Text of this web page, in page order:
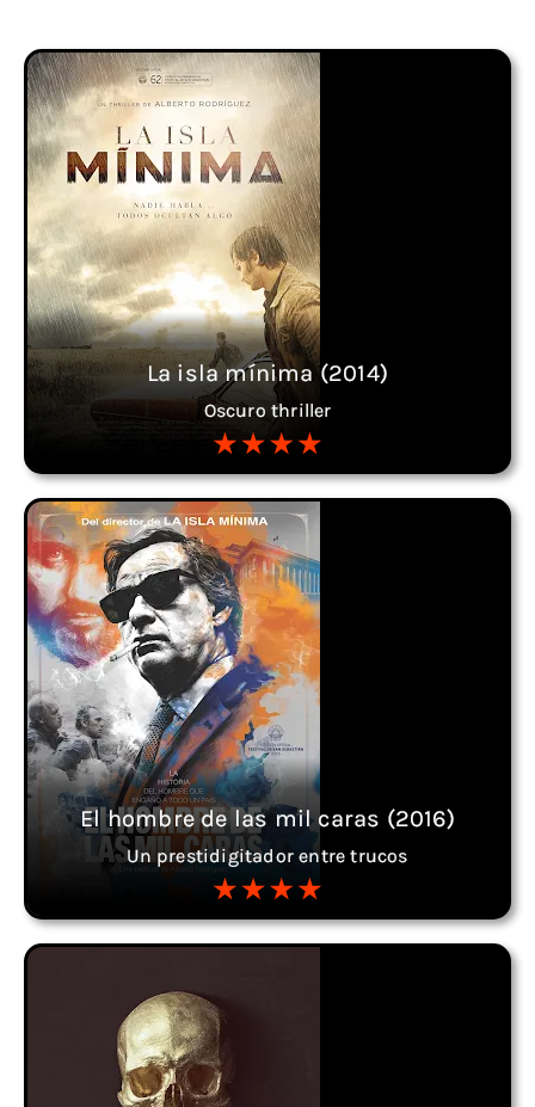
La isla mínima (2014)
Oscuro thriller
El hombre de las mil caras (2016)
Un prestidigitador entre trucos